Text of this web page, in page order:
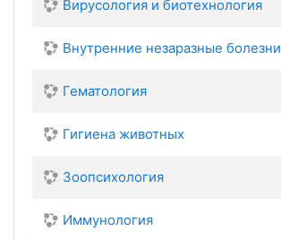
Вирусология и биотехнология
Внутренние незаразные болезни
Гематология
Гигиена животных
Зоопсихология
Иммунология